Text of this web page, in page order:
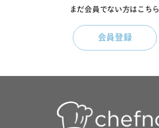
まだ会員でない方はこちら
会員登録